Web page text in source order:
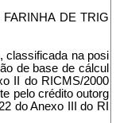
DE TRIG
classificada na posi
de base de cálcul
II do RICMS/2000
pelo crédito outorg
do Anexo III do RI